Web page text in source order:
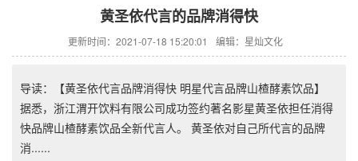
黄圣依代言的品牌消得快
更新时间：2021-07-18 15:20:01 编辑：星灿文化
导读：【黄圣依代言品牌消得快 明星代言品牌山楂酵素饮品】
据悉，浙江渭开饮料有限公司成功签约著名影星黄圣依担任消得
快品牌山楂酵素饮品全新代言人。 黄圣依对自己所代言的品牌
消......